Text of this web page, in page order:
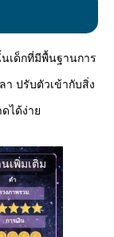
นเด็กที่มีพื้นฐานการ
า ปรับตัวเข้ากับสิ่ง
ได้ง่าย
เพิ่มเติม